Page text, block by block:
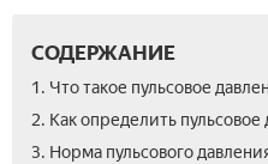
СОДЕРЖАНИЕ
1. Что такое пульсовое
2. Как определить пульсовое
3. Норма пульсового